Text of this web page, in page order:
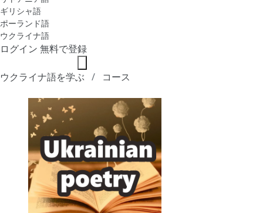
ギリシャ語
ポーランド語
ウクライナ語
ログイン 無料で登録
ウクライナ語を学ぶ コース